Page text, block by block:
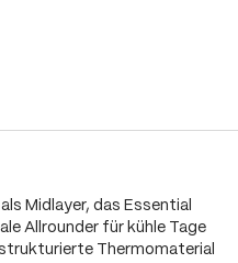
Midlayer, das Essential
Allrounder für kühle Tage
Thermomaterial